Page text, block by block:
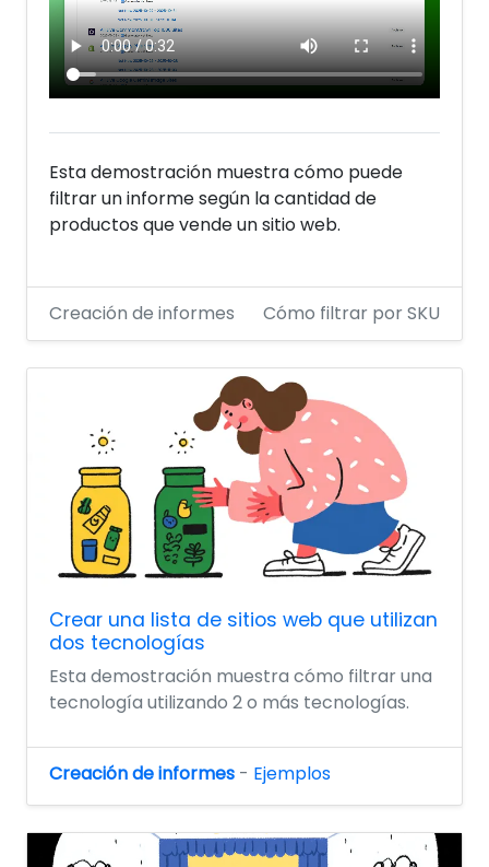
Esta demostración muestra cómo puede
filtrar un informe según la cantidad de
productos que vende un sitio web.
Creación de informes Cómo filtrar por SKU
Crear una lista de sitios web que utilizan
dos tecnologías
Esta demostración muestra cómo filtrar una
tecnología utilizando 2 o más tecnologías.
Creación de informes - Ejemplos